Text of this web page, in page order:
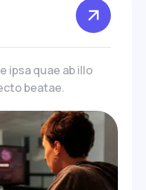
ipsa quae ab illo
beatae.